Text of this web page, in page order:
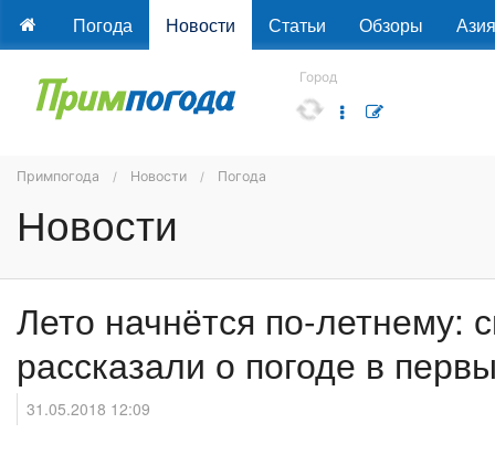
Погода Новости Статьи Обзоры Азия
Город
Примпогода Новости Погода
Новости
Лето начнётся по-летнему:
рассказали о погоде в
31.05.2018 12:09